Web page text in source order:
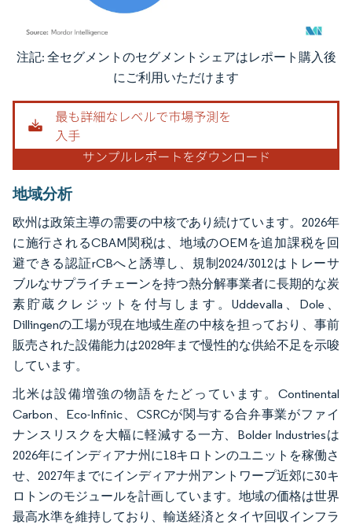
画像 © Mordor Intelligence。再利用にはCC BY 4.0の表示が必要です。
注記: 全セグメントのセグメントシェアはレポート購入後
にご利用いただけます
地域分析
欧州は政策主導の需要の中核であり続けています。2026年
に施行されるCBAM関税は、地域のOEMを追加課税を回
避できる認証rCBへと誘導し、規制2024/3012はトレーサ
ブルなサプライチェーンを持つ熱分解事業者に長期的な炭
素貯蔵クレジットを付与します。Uddevalla、Dole、
Dillingenの工場が現在地域生産の中核を担っており、事前
販売された設備能力は2028年まで慢性的な供給不足を示唆
しています。
北米は設備増強の物語をたどっています。Continental
Carbon、Eco-Infinic、CSRCが関与する合弁事業がファイ
ナンスリスクを大幅に軽減する一方、Bolder Industriesは
2026年にインディアナ州に18キロトンのユニットを稼働さ
せ、2027年までにインディアナ州アントワープ近郊に30キ
ロトンのモジュールを計画しています。地域の価格は世界
最高水準を維持しており、輸送経済とタイヤ回収インフラ